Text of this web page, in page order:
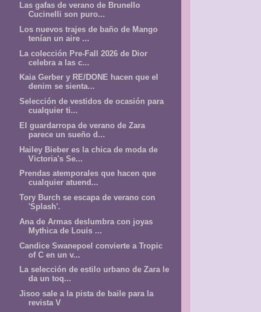
Las gafas de verano de Brunello
Cucinelli son puro...
Los nuevos trajes de baño de Mango
tenían un aire ...
La colección Pre-Fall 2026 de Dior
celebra a las c...
Kaia Gerber y RE/DONE hacen que el
denim se sienta...
Selección de vestidos de ocasión para
cualquier ti...
El guardarropa de verano de Zara
parece un sueño d...
Hailey Bieber es la chica de moda de
Victoria's Se...
Prendas atemporales que hacen que
cualquier atuend...
Tory Burch se escapa de verano con
'Splash'.
Ana de Armas deslumbra con joyas
Mythica de Louis ...
Candice Swanepoel convierte a Tropic
of C en un v...
La selección de estilo urbano de Zara le
da un toq...
Jisoo sale a la pista de baile para la
revista V